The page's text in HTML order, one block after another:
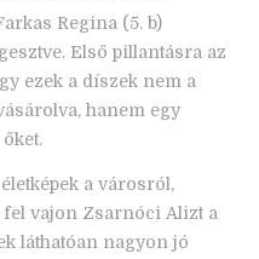
Regina (5. b)
Első pillantásra az
ezek a díszek nem a
hanem egy
a városról,
vajon Zsarnóci Alizt a
láthatóan nagyon jó